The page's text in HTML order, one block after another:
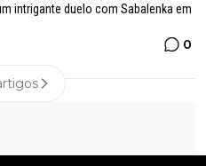
intrigante duelo com Sabalenka em
0